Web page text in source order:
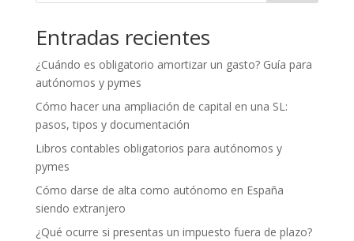
Entradas recientes
¿Cuándo es obligatorio amortizar un gasto? Guía para
autónomos y pymes
Cómo hacer una ampliación de capital en una SL:
pasos, tipos y documentación
Libros contables obligatorios para autónomos y
pymes
Cómo darse de alta como autónomo en España
siendo extranjero
¿Qué ocurre si presentas un impuesto fuera de plazo?